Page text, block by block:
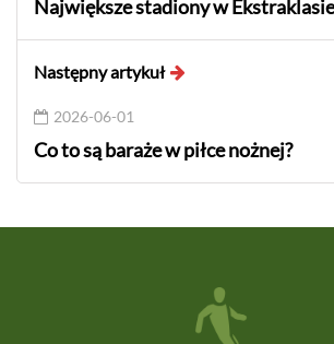
Największe stadiony w Ekstraklasie
Następny artykuł
2026-06-01
Co to są baraże w piłce nożnej?